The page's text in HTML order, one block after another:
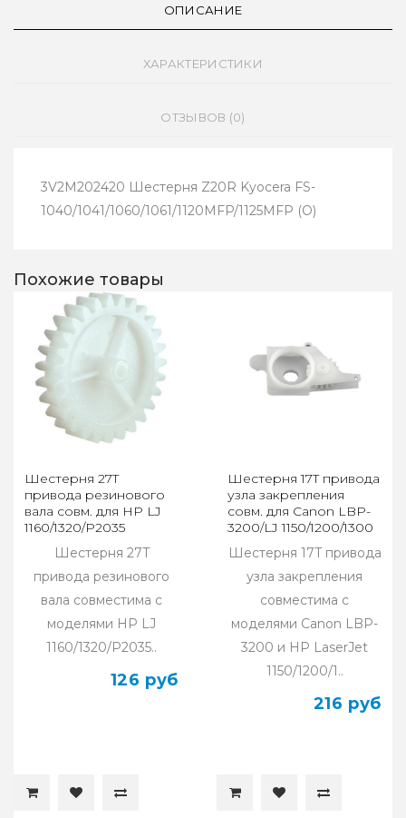
ОПИСАНИЕ
ХАРАКТЕРИСТИКИ
ОТЗЫВОВ (0)
3V2M202420 Шестерня Z20R Kyocera FS-
1040/1041/1060/1061/1120MFP/1125MFP (О)
Похожие товары
Шестерня 27T
привода резинового
вала совм. для HP LJ
1160/1320/P2035
Шестерня 27T
привода резинового
вала совместима с
моделями HP LJ
1160/1320/P2035..
126 руб
Шестерня 17T привода
узла закрепления
совм. для Сanon LBP-
3200/LJ 1150/1200/1300
Шестерня 17T привода
узла закрепления
совместима с
моделями Сanon LBP-
3200 и HP LaserJet
1150/1200/1..
216 руб